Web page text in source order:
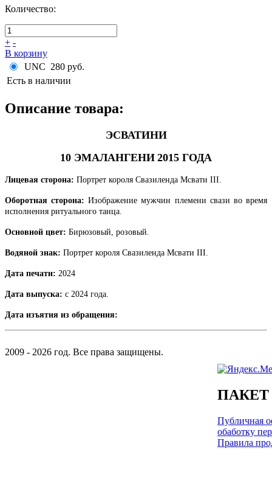
Количество:
+ -
В корзину
UNC 280 руб.
Есть в наличии
Описание товара:
ЭСВАТИНИ
10 ЭМАЛАНГЕНИ 2015 ГОДА
Лицевая сторона: Портрет короля Свазиленда Мсвати III.
Оборотная сторона:Изображение мужчин племени свази во время
исполнения ритуального танца.
Основной цвет: Бирюзовый, розовый.
Водяной знак: Портрет короля Свазиленда Мсвати III.
Дата печати: 2024
Дата выпуска: c 2024 года.
Дата изъятия из обращения:
2009 - 2026 год. Все права защищены.
Публичная
обаботку
Правила